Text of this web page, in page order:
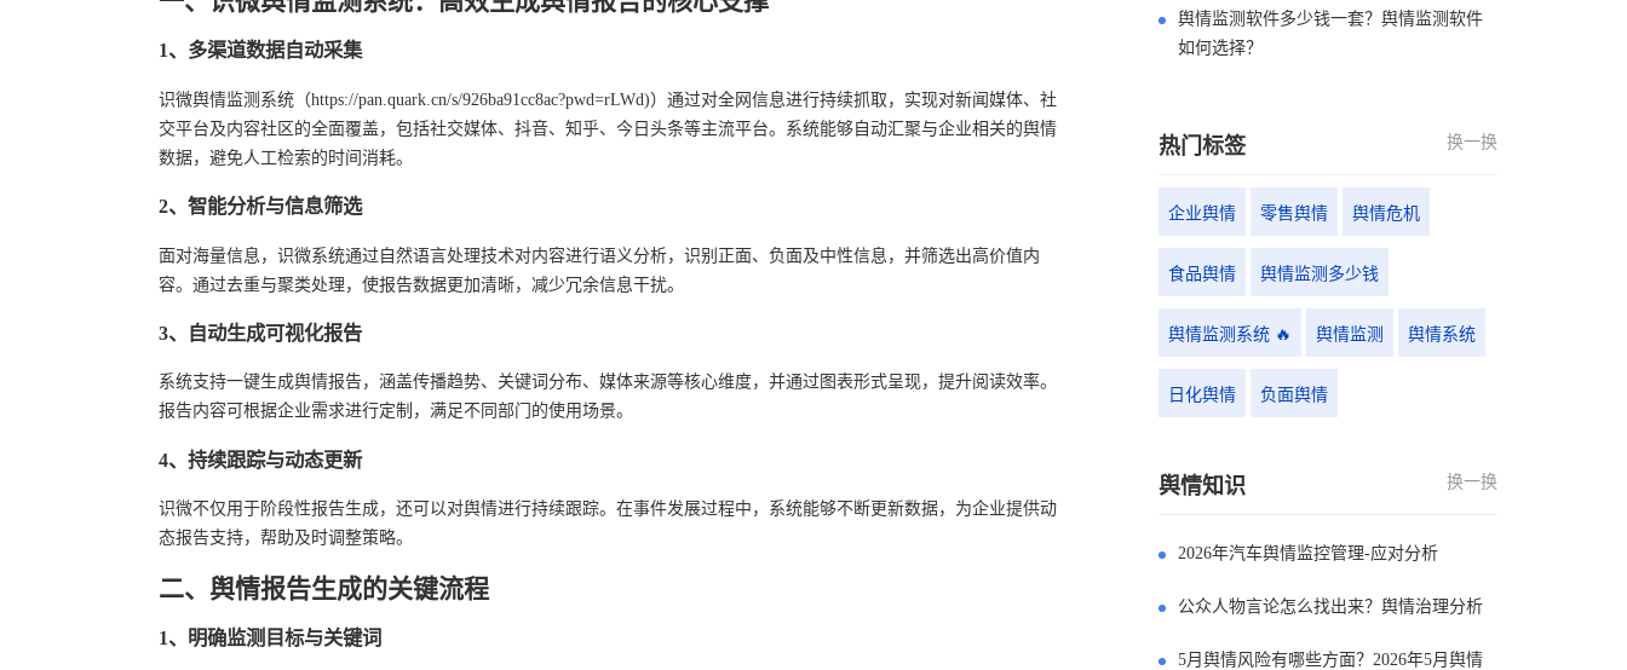
1、多渠道数据自动采集
识微舆情监测系统（https://pan.quark.cn/s/926ba91cc8ac?pwd=rLWd)）通过对全网信息进行持续抓取，实现对新闻媒体、社
交平台及内容社区的全面覆盖，包括社交媒体、抖音、知乎、今日头条等主流平台。系统能够自动汇聚与企业相关的舆情
数据，避免人工检索的时间消耗。
2、智能分析与信息筛选
面对海量信息，识微系统通过自然语言处理技术对内容进行语义分析，识别正面、负面及中性信息，并筛选出高价值内
容。通过去重与聚类处理，使报告数据更加清晰，减少冗余信息干扰。
3、自动生成可视化报告
系统支持一键生成舆情报告，涵盖传播趋势、关键词分布、媒体来源等核心维度，并通过图表形式呈现，提升阅读效率。
报告内容可根据企业需求进行定制，满足不同部门的使用场景。
4、持续跟踪与动态更新
识微不仅用于阶段性报告生成，还可以对舆情进行持续跟踪。在事件发展过程中，系统能够不断更新数据，为企业提供动
态报告支持，帮助及时调整策略。
二、舆情报告生成的关键流程
1、明确监测目标与关键词
舆情监测软件多少钱一套？舆情监测软件
如何选择？
热门标签 换一换
企业舆情 零售舆情 舆情危机
食品舆情 舆情监测多少钱
舆情监测系统 🔥 舆情监测 舆情系统
日化舆情 负面舆情
舆情知识 换一换
2026年汽车舆情监控管理-应对分析
公众人物言论怎么找出来？舆情治理分析
5月舆情风险有哪些方面？2026年5月舆情